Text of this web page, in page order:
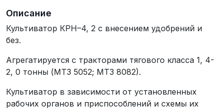
Описание
Культиватор КРН–4, 2 с внесением удобрений и
без.
Агрегатируется с тракторами тягового класса 1, 4-
2, 0 тонны (МТЗ 5052; МТЗ 8082).
Культиватор в зависимости от установленных
рабочих органов и приспособлений и схемы их